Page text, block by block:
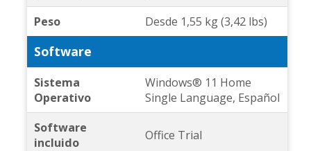
Peso
Desde 1,55 kg (3,42 lbs)
Software
Sistema
Operativo
Windows® 11 Home
Single Language, Español
Software
incluido
Office Trial